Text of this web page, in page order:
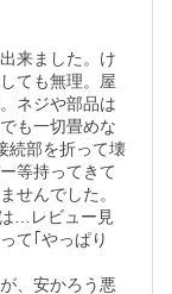
来ました。け
ても無理。屋
ネジや部品は
も一切畳めな
続部を折って壊
等持ってきて
せんでした。
…レビュー見
て｢やっぱり
、安かろう悪